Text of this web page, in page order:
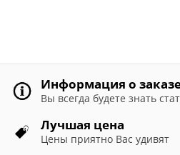
Информация о
Вы всегда будете знать
Лучшая цена
Цены приятно Вас удивят